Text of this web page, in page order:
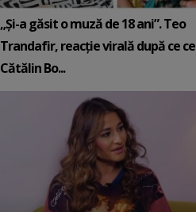
„Și-a găsit o muză de 18 ani”. Teo
Trandafir, reacție virală după ce ce
Cătălin Bo...